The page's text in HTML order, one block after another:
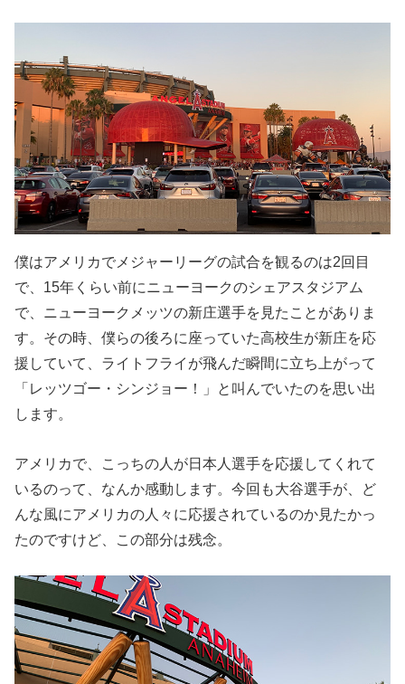
僕はアメリカでメジャーリーグの試合を観るのは2回目
で、15年くらい前にニューヨークのシェアスタジアム
で、ニューヨークメッツの新庄選手を見たことがありま
す。その時、僕らの後ろに座っていた高校生が新庄を応
援していて、ライトフライが飛んだ瞬間に立ち上がって
「レッツゴー・シンジョー！」と叫んでいたのを思い出
します。
アメリカで、こっちの人が日本人選手を応援してくれて
いるのって、なんか感動します。今回も大谷選手が、ど
んな風にアメリカの人々に応援されているのか見たかっ
たのですけど、この部分は残念。